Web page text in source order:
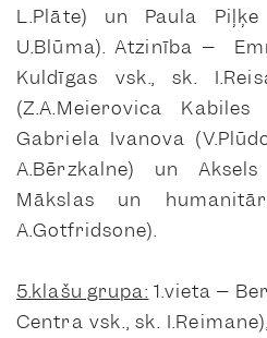
L.Plāte) un Paula
U.Blūma). Atzinība –
Kuldīgas vsk., sk.
(Z.A.Meierovica
Gabriela Ivanova
A.Bērzkalne) un
Mākslas un
A.Gotfridsone).
5.klašu grupa: 1.vieta –
Centra vsk., sk.